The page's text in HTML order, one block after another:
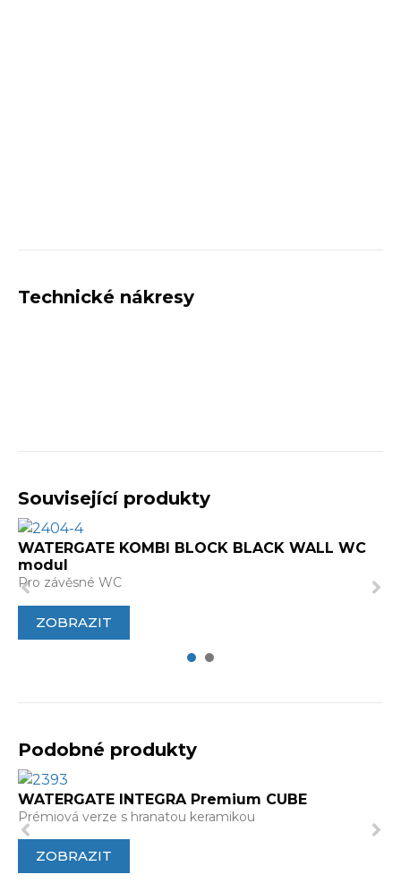
Technické nákresy
Související produkty
WATERGATE KOMBI BLOCK BLACK WALL WC
modul
Pro závěsné WC
ZOBRAZIT
Podobné produkty
WATERGATE INTEGRA Premium CUBE
Prémiová verze s hranatou keramikou
ZOBRAZIT